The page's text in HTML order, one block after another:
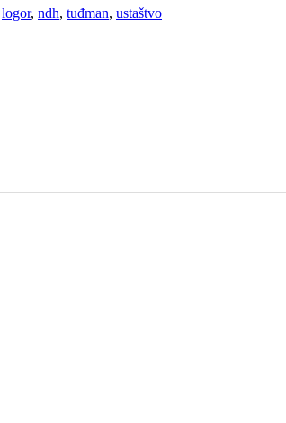
logor, ndh, tuđman, ustaštvo